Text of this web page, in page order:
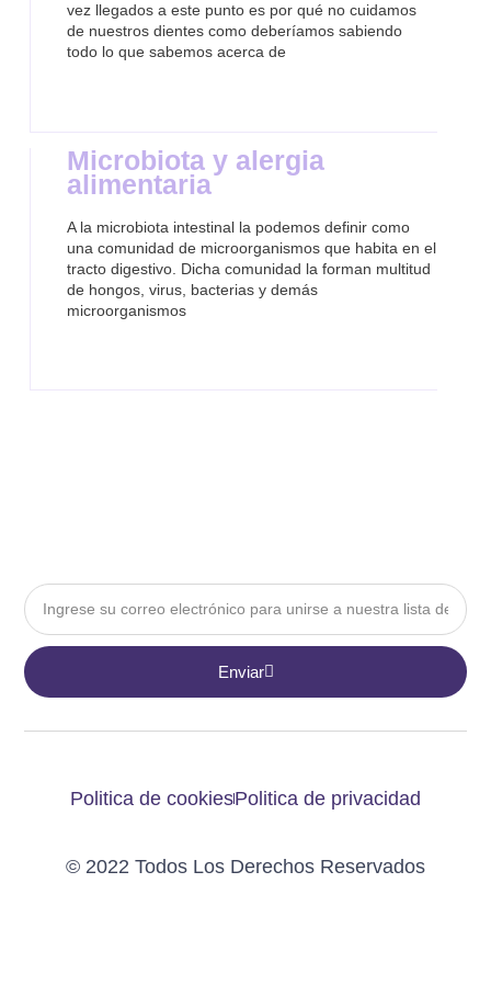
vez llegados a este punto es por qué no cuidamos
de nuestros dientes como deberíamos sabiendo
todo lo que sabemos acerca de
Microbiota y alergia
alimentaria
A la microbiota intestinal la podemos definir como
una comunidad de microorganismos que habita en el
tracto digestivo. Dicha comunidad la forman multitud
de hongos, virus, bacterias y demás
microorganismos
Email
Enviar
Politica de cookiesPolitica de privacidad
© 2022 Todos Los Derechos Reservados